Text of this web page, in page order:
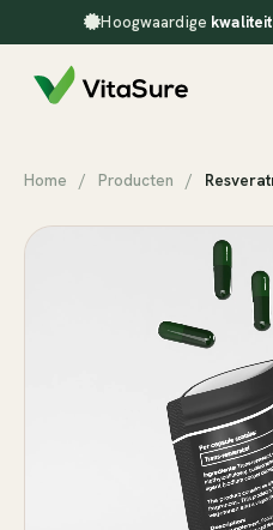
Hoogwaardige kwaliteit
Home / Producten /